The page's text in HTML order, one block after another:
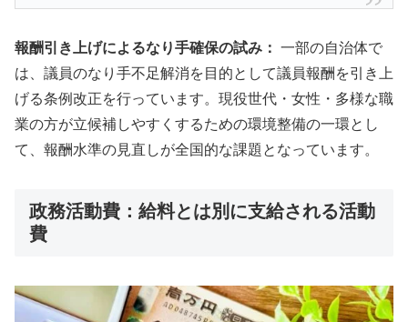
報酬引き上げによるなり手確保の試み： 一部の自治体で
は、議員のなり手不足解消を目的として議員報酬を引き上
げる条例改正を行っています。現役世代・女性・多様な職
業の方が立候補しやすくするための環境整備の一環とし
て、報酬水準の見直しが全国的な課題となっています。
政務活動費：給料とは別に支給される活動
費